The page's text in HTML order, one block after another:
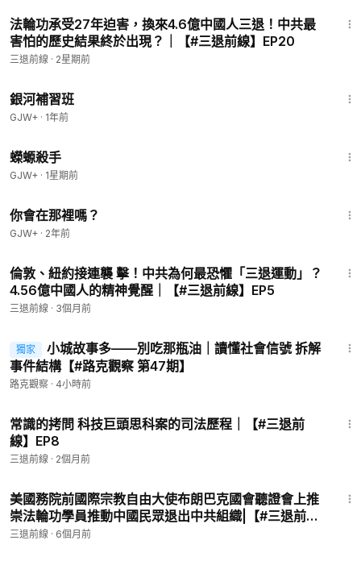
感到一種說不清楚的委屈。他們勤奮工作，送孩子上大學，在小
區里安靜地生活，從不惹是生非——但他們莫名地要在公共場合
為自己的族裔身份辯護，莫名地要向同事解釋“我不是那種人”，
這種委屈，不是氣量不夠，而是源自一個深刻的不公正。
先看一組冷靜的數字。根據美國聯邦量刑委員會的歷年統計，
2025年全美聯邦刑事判刑案件共計66,662件，比1996年的
佔的比例是多少？
不到2%。在統計分類上，中國籍被告甚至連獨立字段都沒有，
美國聯邦案件的主體，是美墨邊境每年洶湧而來的移民違規、毒
品持有與槍枝犯罪。1998年到2018年這二十年間，針對非美國
靠近墨西哥邊境的五個聯邦司法管轄區，與中國籍人士幾乎沒有
任何直接關聯。
架里，結論就更加鮮明瞭。美國人口調查局的數據顯示，亞裔美
國人在全美人口中佔比約6%，但在聯邦和州立監獄的在押人口
中，亞裔僅佔1.5%至2%。也就是說，亞裔的監禁率大約只有其
國社會里最守法的族群之一。
美國公民自由聯盟（ACLU）在2022年的報告中說得很直白：“數
據的結論很清晰——普通華人移民不是美國公共安全的威脅，他
法輪功承受27年迫害，換來4.6億中國人三退！中共最
害怕的歷史結果終於出現？｜【#三退前線】EP20
三退前線 · 2星期前
銀河補習班
GJW+ · 1年前
蠑螈殺手
GJW+ · 1星期前
你會在那裡嗎？
GJW+ · 2年前
倫敦、紐約接連襲 擊！中共為何最恐懼「三退運動」？
4.56億中國人的精神覺醒｜【#三退前線】EP5
三退前線 · 3個月前
獨家
小城故事多——別吃那瓶油｜讀懂社會信號 拆解
事件結構【#路克觀察 第47期】
路克觀察 · 4小時前
常識的拷問 科技巨頭思科案的司法歷程｜【#三退前
線】EP8
三退前線 · 2個月前
美國務院前國際宗教自由大使布朗巴克國會聽證會上推
崇法輪功學員推動中國民眾退出中共組織|【#三退前
線】EP1
三退前線 · 6個月前